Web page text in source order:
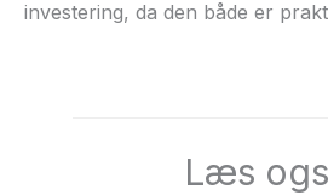
investering, da den både er
Læs